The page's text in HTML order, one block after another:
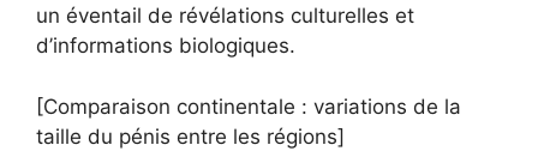
un éventail de révélations culturelles et
d’informations biologiques.
[Comparaison continentale : variations de la
taille du pénis entre les régions]